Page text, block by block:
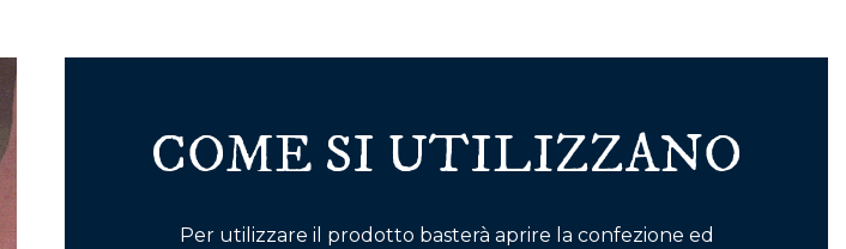
COME SI UTILIZZANO
Per utilizzare il prodotto basterà aprire la confezione ed